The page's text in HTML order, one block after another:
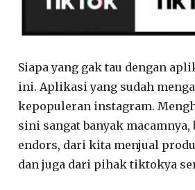
Siapa yang gak tau dengan
ini. Aplikasi yang sudah
kepopuleran instagram.
sini sangat banyak
endors, dari kita menjual
dan juga dari pihak tiktokya